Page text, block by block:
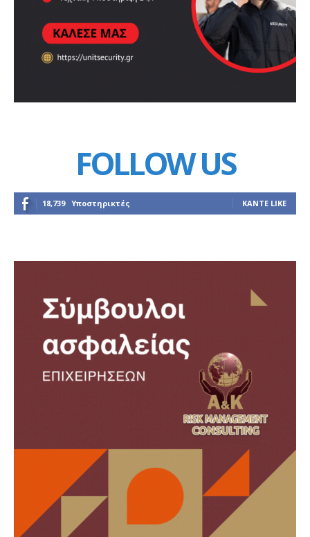
FOLLOW US
18,739 Υποστηρικτές ΚΆΝΤΕ LIKE